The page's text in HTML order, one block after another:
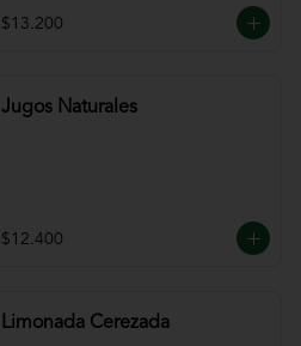
$13.200
Jugos Naturales
$12.400
Limonada Cerezada